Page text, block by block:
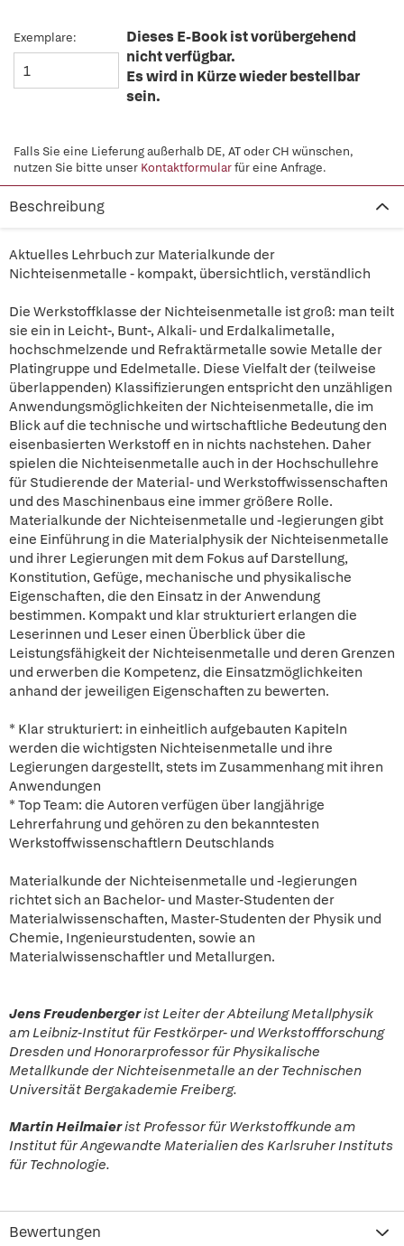
Exemplare:
Dieses E-Book ist vorübergehend
nicht verfügbar.
Es wird in Kürze wieder bestellbar
sein.
Falls Sie eine Lieferung außerhalb DE, AT oder CH wünschen,
nutzen Sie bitte unser Kontaktformularfür eine Anfrage.
Beschreibung
Aktuelles Lehrbuch zur Materialkunde der
Nichteisenmetalle - kompakt, übersichtlich, verständlich
Die Werkstoffklasse der Nichteisenmetalle ist groß: man teilt
sie ein in Leicht-, Bunt-, Alkali- und Erdalkalimetalle,
hochschmelzende und Refraktärmetalle sowie Metalle der
Platingruppe und Edelmetalle. Diese Vielfalt der (teilweise
überlappenden) Klassifizierungen entspricht den unzähligen
Anwendungsmöglichkeiten der Nichteisenmetalle, die im
Blick auf die technische und wirtschaftliche Bedeutung den
eisenbasierten Werkstoff en in nichts nachstehen. Daher
spielen die Nichteisenmetalle auch in der Hochschullehre
für Studierende der Material- und Werkstoffwissenschaften
und des Maschinenbaus eine immer größere Rolle.
Materialkunde der Nichteisenmetalle und -legierungen gibt
eine Einführung in die Materialphysik der Nichteisenmetalle
und ihrer Legierungen mit dem Fokus auf Darstellung,
Konstitution, Gefüge, mechanische und physikalische
Eigenschaften, die den Einsatz in der Anwendung
bestimmen. Kompakt und klar strukturiert erlangen die
Leserinnen und Leser einen Überblick über die
Leistungsfähigkeit der Nichteisenmetalle und deren Grenzen
und erwerben die Kompetenz, die Einsatzmöglichkeiten
anhand der jeweiligen Eigenschaften zu bewerten.
* Klar strukturiert: in einheitlich aufgebauten Kapiteln
werden die wichtigsten Nichteisenmetalle und ihre
Legierungen dargestellt, stets im Zusammenhang mit ihren
Anwendungen
* Top Team: die Autoren verfügen über langjährige
Lehrerfahrung und gehören zu den bekanntesten
Werkstoffwissenschaftlern Deutschlands
Materialkunde der Nichteisenmetalle und -legierungen
richtet sich an Bachelor- und Master-Studenten der
Materialwissenschaften, Master-Studenten der Physik und
Chemie, Ingenieurstudenten, sowie an
Materialwissenschaftler und Metallurgen.
Jens Freudenbergerist Leiter der Abteilung Metallphysik
am Leibniz-Institut für Festkörper- und Werkstoffforschung
Dresden und Honorarprofessor für Physikalische
Metallkunde der Nichteisenmetalle an der Technischen
Universität Bergakademie Freiberg.
Martin Heilmaierist Professor für Werkstoffkunde am
Institut für Angewandte Materialien des Karlsruher Instituts
für Technologie.
Bewertungen